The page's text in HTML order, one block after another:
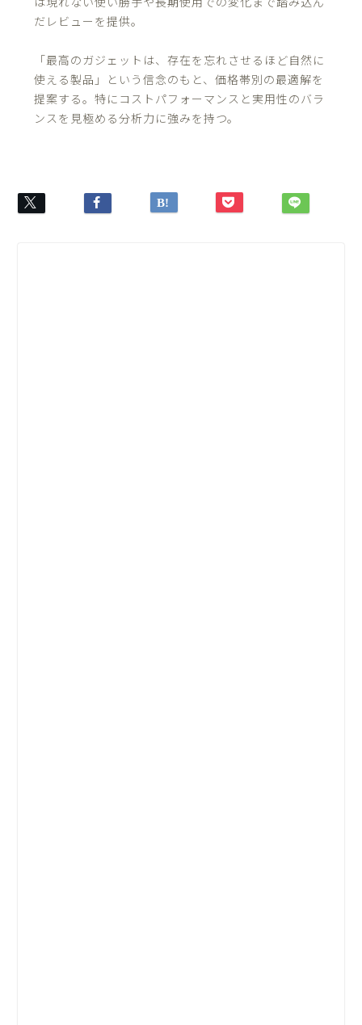
だレビューを提供。
「最高のガジェットは、存在を忘れさせるほど自然に
使える製品」という信念のもと、価格帯別の最適解を
提案する。特にコストパフォーマンスと実用性のバラ
ンスを見極める分析力に強みを持つ。